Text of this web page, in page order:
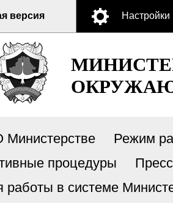
версия Настройки
Министерстве
Режим
процедуры
работы в системе